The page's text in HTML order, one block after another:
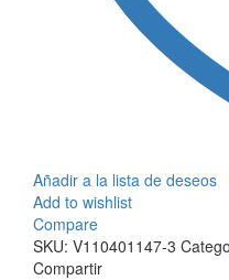
Añadir a la lista de deseos
Add to wishlist
Compare
SKU: V110401147-3
Compartir